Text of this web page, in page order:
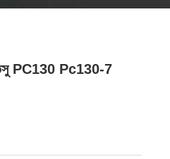
PC130 Pc130-7